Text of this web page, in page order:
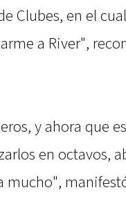
Clubes, en el
a River",
y ahora que
en octavos,
mucho",